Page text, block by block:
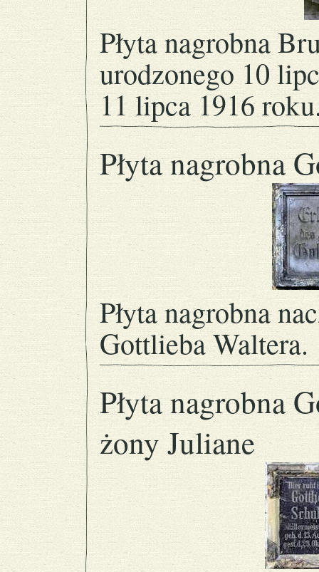
Płyta nagrobna
urodzonego 10
11 lipca 1916
Płyta nagrobna
Płyta nagrobna
Gottlieba Waltera.
Płyta nagrobna
żony Juliane